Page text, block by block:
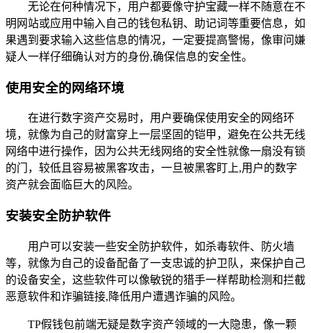
无论在何种情况下，用户都要像守护宝藏一样不随意在不
明网站或应用中输入自己的钱包私钥、助记词等重要信息，如
果遇到要求输入这些信息的情况，一定要提高警惕，像审问嫌
疑人一样仔细确认对方的身份,确保信息的安全性。
使用安全的网络环境
在进行数字资产交易时，用户要确保使用安全的网络环
境，就像为自己的财富穿上一层坚固的铠甲，避免在公共无线
网络中进行操作，因为公共无线网络的安全性就像一扇没有锁
的门，较低且容易被黑客攻击，一旦被黑客盯上,用户的数字
资产就会面临巨大的风险。
安装安全防护软件
用户可以安装一些安全防护软件，如杀毒软件、防火墙
等，就像为自己的设备配备了一支忠诚的护卫队，来保护自己
的设备安全，这些软件可以像敏锐的猎手一样帮助检测和拦截
恶意软件和诈骗链接,降低用户遭遇诈骗的风险。
TP假钱包前端无疑是数字资产领域的一大隐患，像一颗